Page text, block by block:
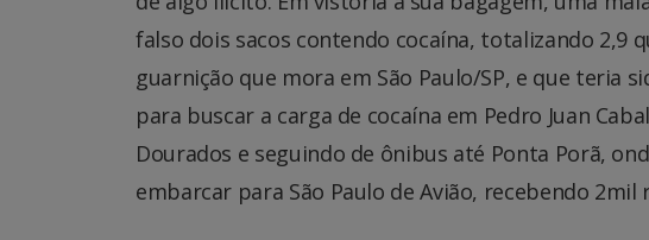
falso dois sacos contendo cocaína, totalizando 2,9
guarnição que mora em São Paulo/SP, e que
para buscar a carga de cocaína em Pedro Juan
Dourados e seguindo de ônibus até Ponta Porã,
embarcar para São Paulo de Avião, recebendo